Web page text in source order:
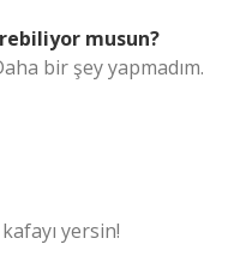
musun?
bir şey yapmadım.
yersin!